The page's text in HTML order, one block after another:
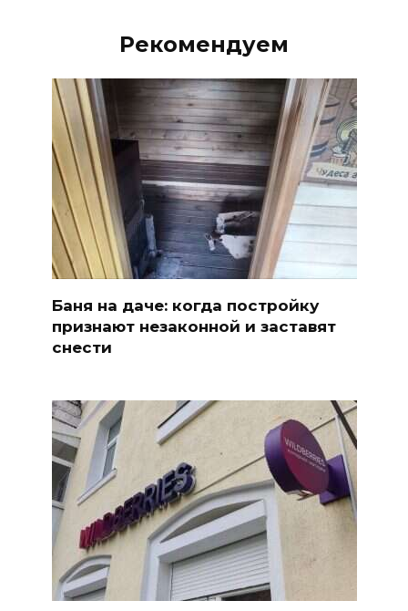
Рекомендуем
Баня на даче: когда постройку
признают незаконной и заставят
снести